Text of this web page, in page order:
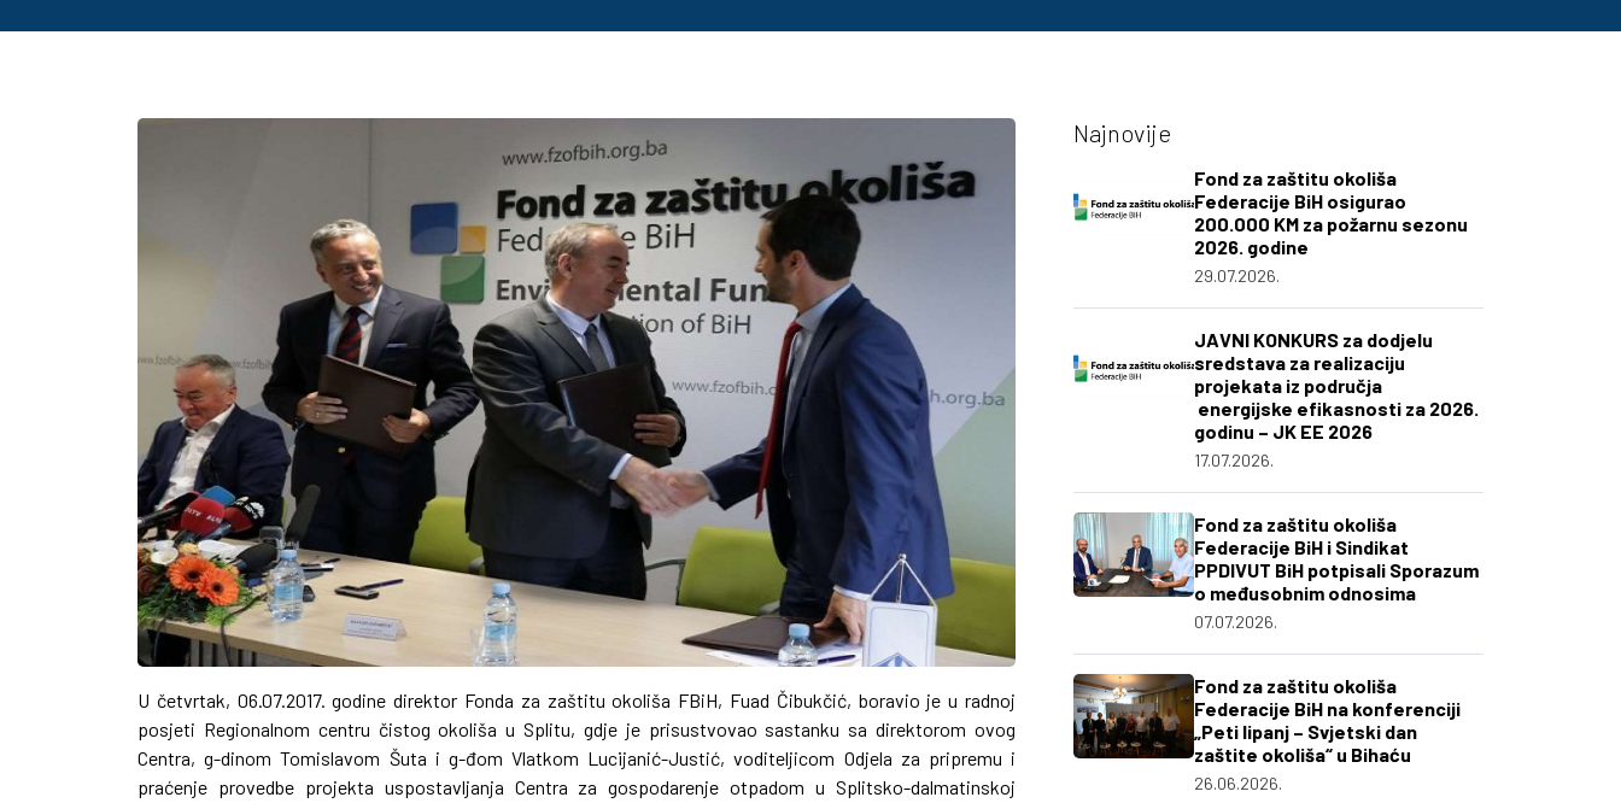
U četvrtak, 06.07.2017. godine direktor Fonda za zaštitu okoliša FBiH, Fuad Čibukčić, boravio je u radnoj
posjeti Regionalnom centru čistog okoliša u Splitu, gdje je prisustvovao sastanku sa direktorom ovog
Centra, g-dinom Tomislavom Šuta i g-đom Vlatkom Lucijanić-Justić, voditeljicom Odjela za pripremu i
praćenje provedbe projekta uspostavljanja Centra za gospodarenje otpadom u Splitsko-dalmatinskoj
Najnovije
Fond za zaštitu okoliša
Federacije BiH osigurao
200.000 KM za požarnu sezonu
2026. godine
29.07.2026.
JAVNI KONKURS za dodjelu
sredstava za realizaciju
projekata iz područja
energijske efikasnosti za 2026.
godinu – JK EE 2026
17.07.2026.
Fond za zaštitu okoliša
Federacije BiH i Sindikat
PPDIVUT BiH potpisali Sporazum
o međusobnim odnosima
07.07.2026.
Fond za zaštitu okoliša
Federacije BiH na konferenciji
„Peti lipanj – Svjetski dan
zaštite okoliša“ u Bihaću
26.06.2026.